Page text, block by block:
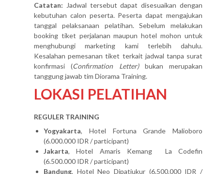
Catatan: Jadwal tersebut dapat disesuaikan dengan
kebutuhan calon peserta. Peserta dapat mengajukan
tanggal pelaksanaan pelatihan. Sebelum melakukan
booking tiket perjalanan maupun hotel mohon untuk
menghubungi marketing kami terlebih dahulu.
Kesalahan pemesanan tiket terkait jadwal tanpa surat
konfirmasi (Confirmation Letter)bukan merupakan
tanggung jawab tim Diorama Training.
LOKASI PELATIHAN
REGULER TRAINING
Yogyakarta, Hotel Fortuna Grande Malioboro
(6.000.000 IDR / participant)
Jakarta, Hotel Amaris Kemang La Codefin
(6.500.000 IDR / participant)
Bandung, Hotel Neo Dipatiukur (6.500.000 IDR /